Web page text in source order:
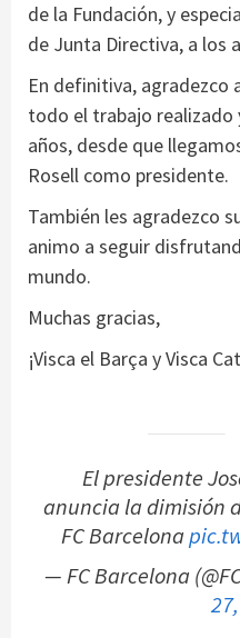
de la Fundación, y
de Junta Directiva, a los
En definitiva, agradezco
todo el trabajo realizado
años, desde que
Rosell como presidente.
También les agradezco
animo a seguir
mundo.
Muchas gracias,
¡Visca el Barça y Visca
El presidente
anuncia la dimisión
FC Barcelona
— FC Barcelona